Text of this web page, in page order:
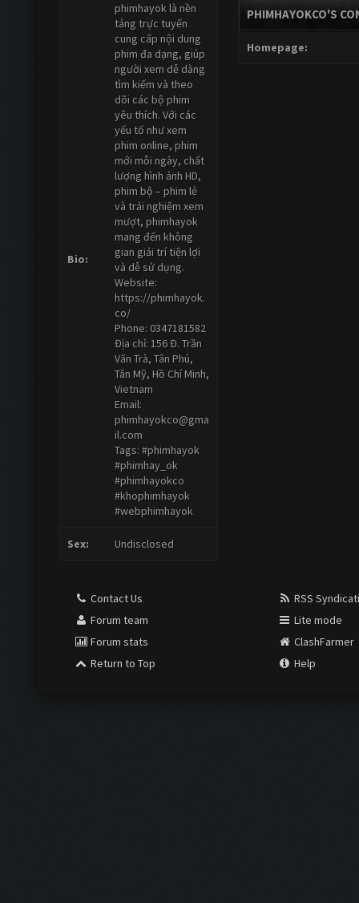
Bio:
phimhayok là nền
tảng trực tuyến
cung cấp nội dung
phim đa dạng, giúp
người xem dễ dàng
tìm kiếm và theo
dõi các bộ phim
yêu thích. Với các
yếu tố như xem
phim online, phim
mới mỗi ngày, chất
lượng hình ảnh HD,
phim bộ – phim lẻ
và trải nghiệm xem
mượt, phimhayok
mang đến không
gian giải trí tiện lợi
và dễ sử dụng.
Website:
https://phimhayok.
co/
Phone: 0347181582
Địa chỉ: 156 Đ. Trần
Văn Trà, Tân Phú,
Tân Mỹ, Hồ Chí Minh,
Vietnam
Email:
phimhayokco@gma
il.com
Tags: #phimhayok
#phimhay_ok
#phimhayokco
#khophimhayok
#webphimhayok
Sex: Undisclosed
PHIMHAYOKCO'S
Homepage:
Contact Us
Forum team
Forum stats
Return to Top
RSS
Lite mode
ClashFarmer
Help